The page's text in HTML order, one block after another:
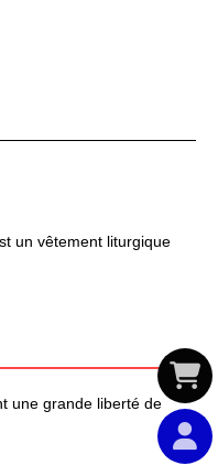
un vêtement liturgique
une grande liberté de